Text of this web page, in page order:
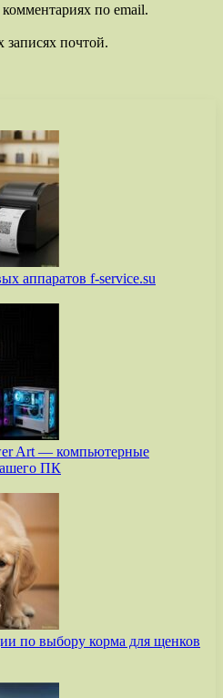
по email.
записях почтой.
аппаратов f-service.su
Art — компьютерные
ПК
по выбору корма для щенков